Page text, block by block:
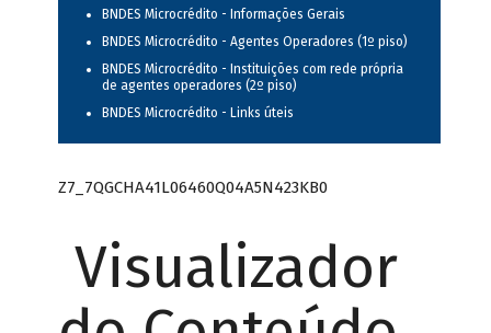
BNDES Microcrédito - Informações Gerais
BNDES Microcrédito - Agentes Operadores (1º piso)
BNDES Microcrédito - Instituições com rede própria
de agentes operadores (2º piso)
BNDES Microcrédito - Links úteis
Z7_7QGCHA41L06460Q04A5N423KB0
Visualizador